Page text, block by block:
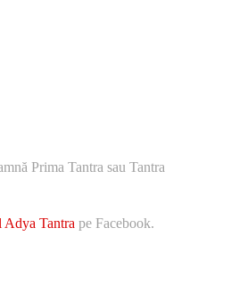
Prima Tantra sau Tantra
Adya Tantra pe Facebook.